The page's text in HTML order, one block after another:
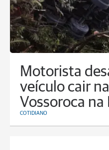
Motorista
veículo cair
Vossoroca na
COTIDIANO